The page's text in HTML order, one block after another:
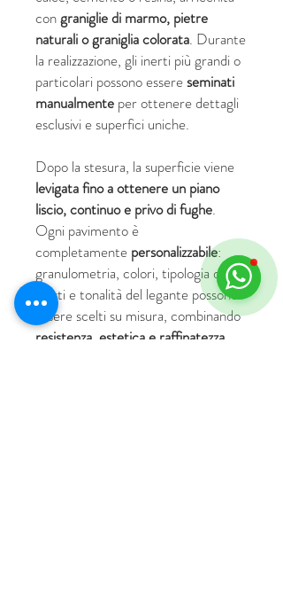
congraniglie di marmo, pietre
naturali o graniglia colorata. Durante
la realizzazione, gli inerti più grandi o
particolari possono essereseminati
manualmente per ottenere dettagli
esclusivi e superfici uniche.
Dopo la stesura, la superficie viene
levigata fino a ottenere un piano
liscio, continuo e privo di fughe.
Ogni pavimento è
completamente personalizzabile:
granulometria, colori, tipologia degli
inerti e tonalità del legante possono
essere scelti su misura, combinando
resistenza, estetica e raffinatezza